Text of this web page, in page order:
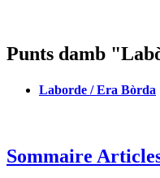
Punts damb
Laborde / Era Bòrda
Sommaire